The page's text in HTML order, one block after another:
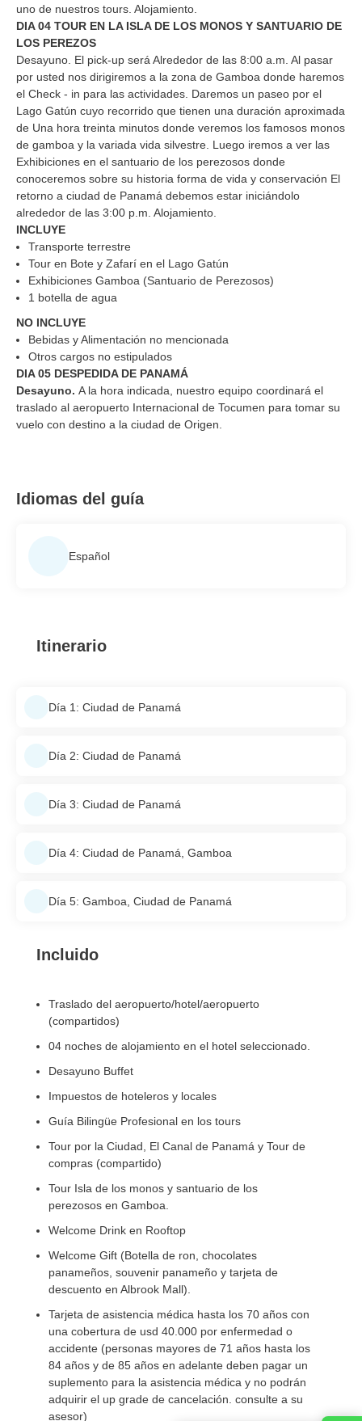
uno de nuestros tours. Alojamiento.
DIA 04 TOUR EN LA ISLA DE LOS MONOS Y SANTUARIO DE
LOS PEREZOS
Desayuno. El pick-up será Alrededor de las 8:00 a.m. Al pasar
por usted nos dirigiremos a la zona de Gamboa donde haremos
el Check - in para las actividades. Daremos un paseo por el
Lago Gatún cuyo recorrido que tienen una duración aproximada
de Una hora treinta minutos donde veremos los famosos monos
de gamboa y la variada vida silvestre. Luego iremos a ver las
Exhibiciones en el santuario de los perezosos donde
conoceremos sobre su historia forma de vida y conservación El
retorno a ciudad de Panamá debemos estar iniciándolo
alrededor de las 3:00 p.m. Alojamiento.
INCLUYE
Transporte terrestre
Tour en Bote y Zafarí en el Lago Gatún
Exhibiciones Gamboa (Santuario de Perezosos)
1 botella de agua
NO INCLUYE
Bebidas y Alimentación no mencionada
Otros cargos no estipulados
DIA 05 DESPEDIDA DE PANAMÁ
Desayuno. A la hora indicada, nuestro equipo coordinará el
traslado al aeropuerto Internacional de Tocumen para tomar su
vuelo con destino a la ciudad de Origen.
Idiomas del guía
Español
Itinerario
Día 1: Ciudad de Panamá
Día 2: Ciudad de Panamá
Día 3: Ciudad de Panamá
Día 4: Ciudad de Panamá, Gamboa
Día 5: Gamboa, Ciudad de Panamá
Incluido
Traslado del aeropuerto/hotel/aeropuerto
(compartidos)
04 noches de alojamiento en el hotel seleccionado.
Desayuno Buffet
Impuestos de hoteleros y locales
Guía Bilingüe Profesional en los tours
Tour por la Ciudad, El Canal de Panamá y Tour de
compras (compartido)
Tour Isla de los monos y santuario de los
perezosos en Gamboa.
Welcome Drink en Rooftop
Welcome Gift (Botella de ron, chocolates
panameños, souvenir panameño y tarjeta de
descuento en Albrook Mall).
Tarjeta de asistencia médica hasta los 70 años con
una cobertura de usd 40.000 por enfermedad o
accidente (personas mayores de 71 años hasta los
84 años y de 85 años en adelante deben pagar un
suplemento para la asistencia médica y no podrán
adquirir el up grade de cancelación. consulte a su
asesor)